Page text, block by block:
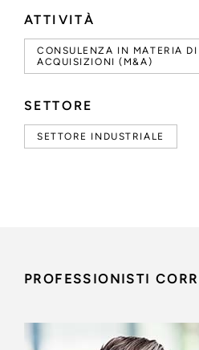
ATTIVITÀ
CONSULENZA IN MATERIA
ACQUISIZIONI (M&A)
SETTORE
SETTORE INDUSTRIALE
PROFESSIONISTI